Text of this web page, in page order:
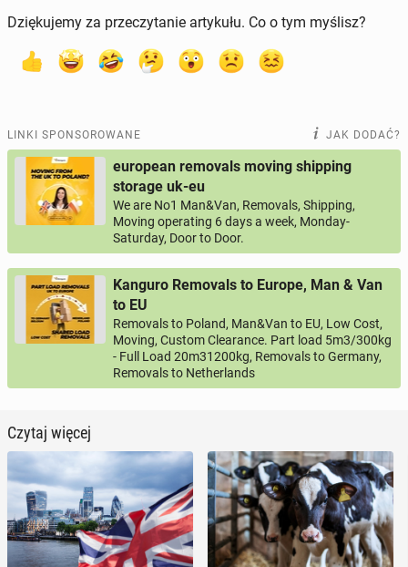
Dziękujemy za przeczytanie artykułu. Co o tym myślisz?
LINKI SPONSOROWANE JAK DODAĆ?
european removals moving shipping
storage uk-eu
We are No1 Man&Van, Removals, Shipping,
Moving operating 6 days a week, Monday-
Saturday, Door to Door.
Kanguro Removals to Europe, Man & Van
to EU
Removals to Poland, Man&Van to EU, Low Cost,
Moving, Custom Clearance. Part load 5m3/300kg
- Full Load 20m31200kg, Removals to Germany,
Removals to Netherlands
Czytaj więcej